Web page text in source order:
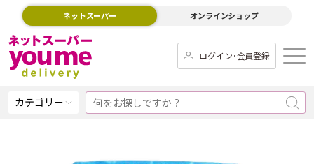
ネットスーパー オンラインショップ
ログイン･会員登録
カテゴリー